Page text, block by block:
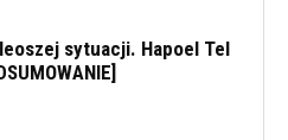
sytuacji. Hapoel Tel